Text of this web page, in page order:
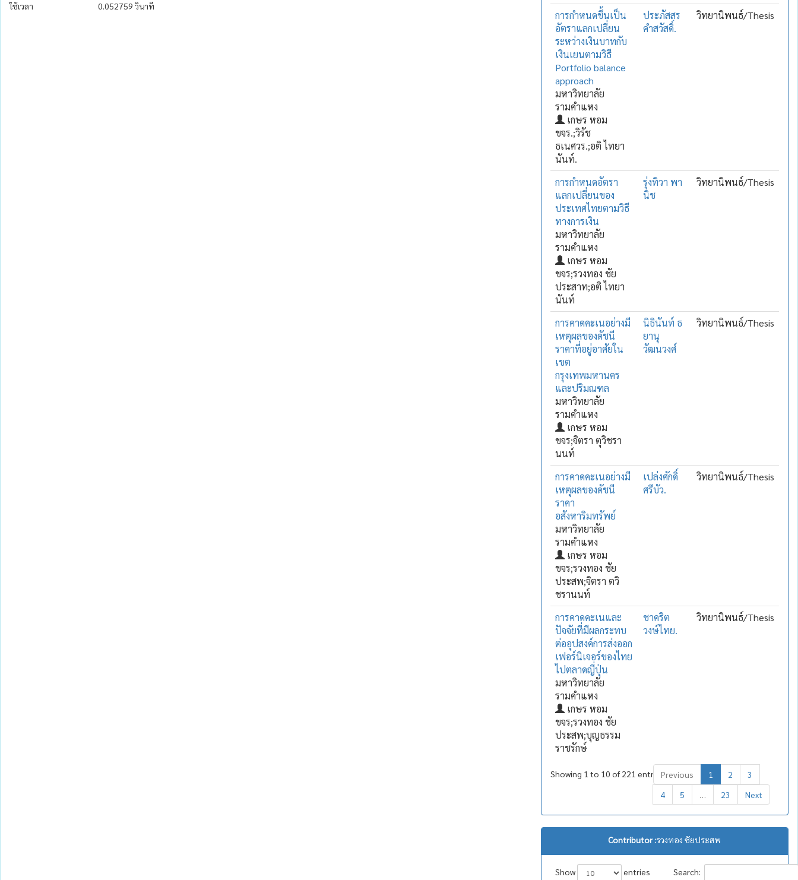
ใช้เวลา 0.052759 วินาที
การกำหนดขึ้นเป็น
อัตราแลกเปลี่ยน
ระหว่างเงินบาทกับ
เงินเยนตามวิธี
Portfolio balance
approach
มหาวิทยาลัย
รามคำแหง
เกษร หอม
ขจร.;วิรัช
ธเนศวร.;อติ ไทยา
นันท์.
ประภัสสร
คำสวัสดิ์.
วิทยานิพนธ์/Thesis
การกำหนดอัตรา
แลกเปลี่ยนของ
ประเทศไทยตามวิธี
ทางการเงิน
มหาวิทยาลัย
รามคำแหง
เกษร หอม
ขจร;รวงทอง ชัย
ประสาท;อติ ไทยา
นันท์
รุ่งทิวา พา
นิช
วิทยานิพนธ์/Thesis
การคาดคะเนอย่างมี
เหตุผลของดัชนี
ราคาที่อยู่อาศัยใน
เขต
กรุงเทพมหานคร
และปริมณฑล
มหาวิทยาลัย
รามคำแหง
เกษร หอม
ขจร;จิตรา ตุวิชรา
นนท์
นิธินันท์ ธ
ยานุ
วัฒนวงศ์
วิทยานิพนธ์/Thesis
การคาดคะเนอย่างมี
เหตุผลของดัชนี
ราคา
อสังหาริมทรัพย์
มหาวิทยาลัย
รามคำแหง
เกษร หอม
ขจร;รวงทอง ชัย
ประสพ;จิตรา ตวิ
ชรานนท์
เปล่งศักดิ์
ศรีบัว.
วิทยานิพนธ์/Thesis
การคาดคะเนและ
ปัจจัยที่มีผลกระทบ
ต่ออุปสงค์การส่งออก
เฟอร์นิเจอร์ของไทย
ไปตลาดญี่ปุ่น
มหาวิทยาลัย
รามคำแหง
เกษร หอม
ขจร;รวงทอง ชัย
ประสพ;บุญธรรม
ราชรักษ์
ชาคริต
วงษ์ไทย.
วิทยานิพนธ์/Thesis
Showing 1 to 10 of 221 entriesPrevious 1 2
3
4
5 … 23 Next
Contributor :รวงทอง ชัยประสพ
Show entries Search: